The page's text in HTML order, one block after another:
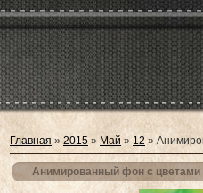
Главная » 2015 » Май » 12 »
Анимированный фон с цветами